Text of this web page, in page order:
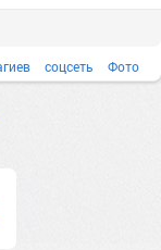
соцсеть Фото